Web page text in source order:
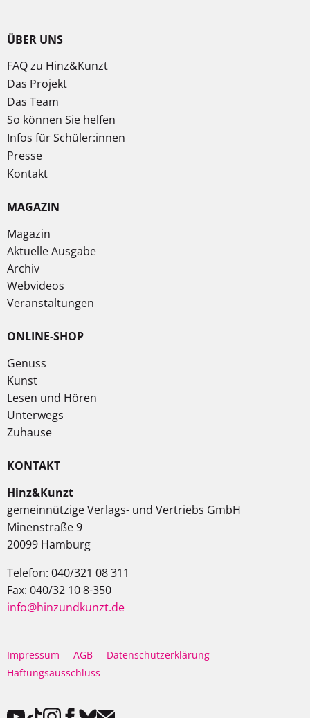
ÜBER UNS
FAQ zu Hinz&Kunzt
Das Projekt
Das Team
So können Sie helfen
Infos für Schüler:innen
Presse
Kontakt
MAGAZIN
Magazin
Aktuelle Ausgabe
Archiv
Webvideos
Veranstaltungen
ONLINE-SHOP
Genuss
Kunst
Lesen und Hören
Unterwegs
Zuhause
KONTAKT
Hinz&Kunzt
gemeinnützige Verlags- und Vertriebs GmbH
Minenstraße 9
20099 Hamburg
Telefon: 040/321 08 311
Fax: 040/32 10 8-350
info@hinzundkunzt.de
Impressum AGB
Datenschutzerklärung
Haftungsausschluss